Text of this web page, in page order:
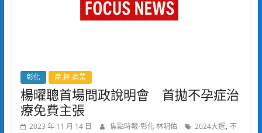
彰化 產.經.商業
楊曜聰首場問政說明會 首拋不孕症治
療免費主張
2023 年 11 月 14 日 焦點時報-彰化 林明佑 2024大選, 不